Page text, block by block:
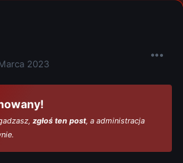
2023
zgłoś ten post, a administracja